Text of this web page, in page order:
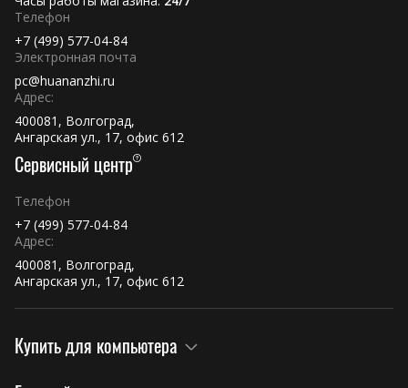
Телефон
+7 (499) 577-04-84
Электронная почта
pc@huananzhi.ru
Адрес:
400081, Волгоград,
Ангарская ул., 17, офис 612
Сервисный центр
Телефон
+7 (499) 577-04-84
Адрес:
400081, Волгоград,
Ангарская ул., 17, офис 612
Купить для компьютера